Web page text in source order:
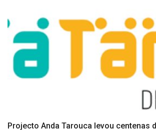
Projecto Anda Tarouca levou centenas